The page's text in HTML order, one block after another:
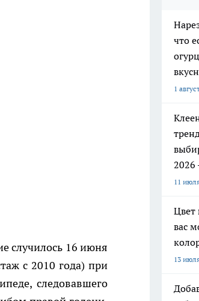
случилось 16 июня
с 2010 года) при
следовавшего
что
1
2026
11
Цвет
вас
13